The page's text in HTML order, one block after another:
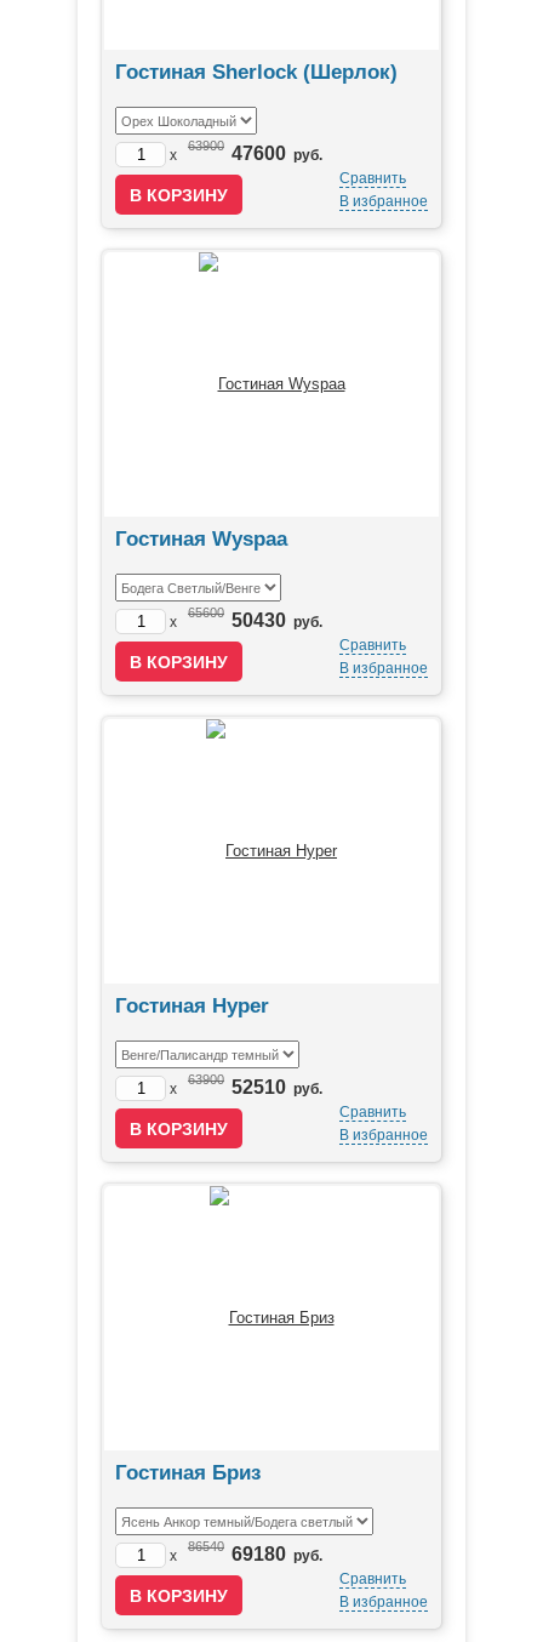
Гостиная Sherlock (Шерлок)
x
63900 47600 руб.
Сравнить
В избранное
Гостиная Wyspaa
x
65600 50430 руб.
Сравнить
В избранное
Гостиная Hyper
x
63900 52510 руб.
Сравнить
В избранное
Гостиная Бриз
x
86540 69180 руб.
Сравнить
В избранное